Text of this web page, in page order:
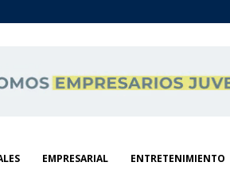
EMPRESARIAL ENTRETENIMIENTO